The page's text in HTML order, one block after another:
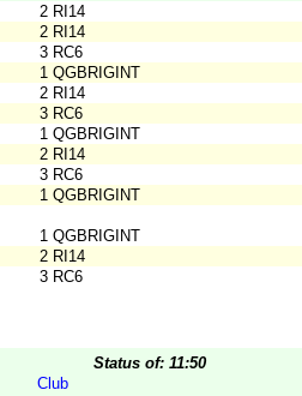
2 RI14
2 RI14
3 RC6
1 QGBRIGINT
2 RI14
3 RC6
1 QGBRIGINT
2 RI14
3 RC6
1 QGBRIGINT
1 QGBRIGINT
2 RI14
3 RC6
Status of: 11:50
Club